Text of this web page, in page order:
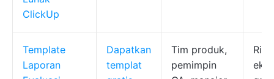
ClickUp
Template
Laporan
Dapatkan
templat
Tim produk,
pemimpin